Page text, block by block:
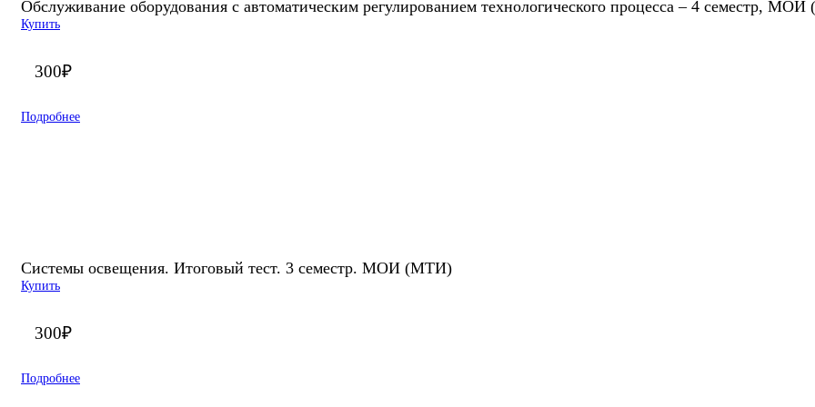
Обслуживание оборудования с автоматическим регулированием технологического процесса – 4 семестр,
Купить
300₽
Подробнее
Системы освещения. Итоговый тест. 3 семестр. МОИ (МТИ)
Купить
300₽
Подробнее